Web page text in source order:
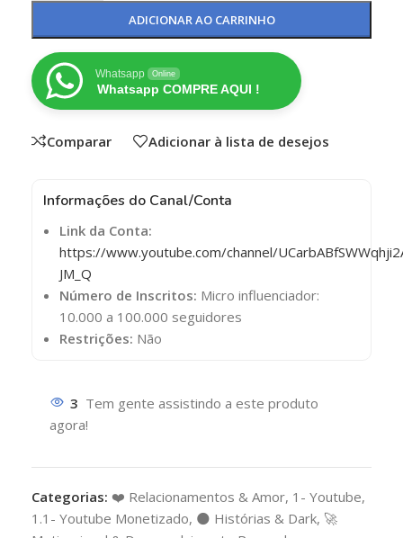
ADICIONAR AO CARRINHO
Whatsapp Online
Whatsapp COMPRE AQUI !
Comparar Adicionar à lista de desejos
Informações do Canal/Conta
Link da Conta:
https://www.youtube.com/channel/
JM_Q
Número de Inscritos: Micro influenciador:
10.000 a 100.000 seguidores
Restrições: Não
3 Tem gente assistindo a este produto
agora!
Categorias: ❤️ Relacionamentos & Amor, 1- Youtube,
1.1- Youtube Monetizado, 🌑 Histórias & Dark, 🚀